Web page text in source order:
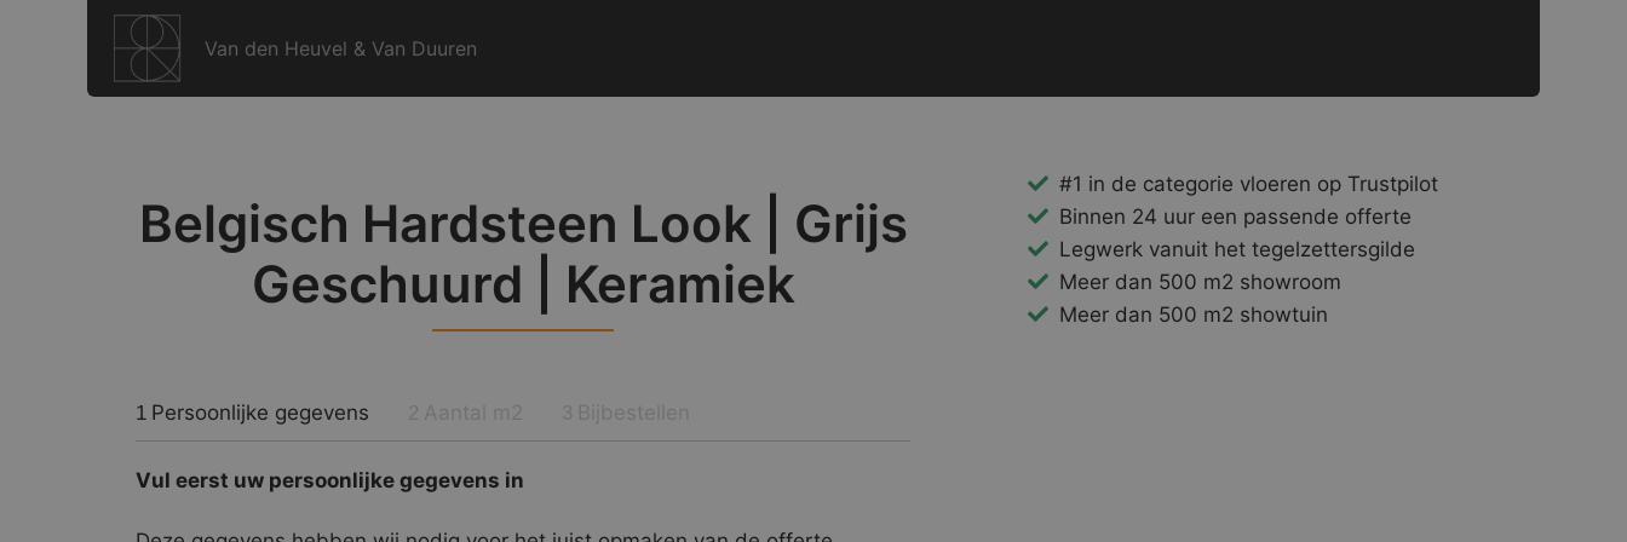
Van den Heuvel & Van Duuren
Belgisch Hardsteen Look | Grijs
Geschuurd | Keramiek
1 Persoonlijke gegevens
Vul eerst uw persoonlijke gegevens in
#1 in de categorie vloeren op Trustpilot
Binnen 24 uur een passende offerte
Legwerk vanuit het tegelzettersgilde
Meer dan 500 m2 showroom
Meer dan 500 m2 showtuin